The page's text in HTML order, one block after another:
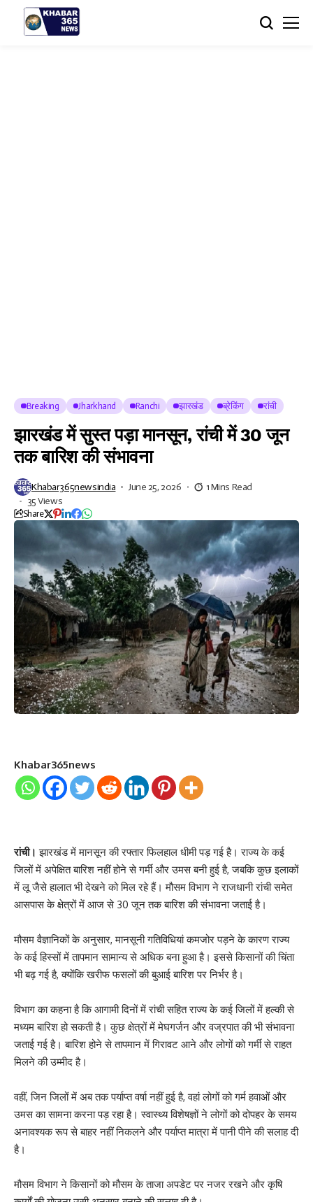
Breaking Jharkhand Ranchi झारखंड ब्रेकिंग रांची
झारखंड में सुस्त पड़ा मानसून, रांची में 30 जून
तक बारिश की संभावना
Khabar365newsindia June 25, 2026
1 Mins Read
35 Views
Share
Khabar365news
रांची। झारखंड में मानसून की रफ्तार फिलहाल धीमी पड़ गई है। राज्य के कई
जिलों में अपेक्षित बारिश नहीं होने से गर्मी और उमस बनी हुई है, जबकि कुछ इलाकों
में लू जैसे हालात भी देखने को मिल रहे हैं। मौसम विभाग ने राजधानी रांची समेत
आसपास के क्षेत्रों में आज से 30 जून तक बारिश की संभावना जताई है।
मौसम वैज्ञानिकों के अनुसार, मानसूनी गतिविधियां कमजोर पड़ने के कारण राज्य
के कई हिस्सों में तापमान सामान्य से अधिक बना हुआ है। इससे किसानों की चिंता
भी बढ़ गई है, क्योंकि खरीफ फसलों की बुआई बारिश पर निर्भर है।
विभाग का कहना है कि आगामी दिनों में रांची सहित राज्य के कई जिलों में हल्की से
मध्यम बारिश हो सकती है। कुछ क्षेत्रों में मेघगर्जन और वज्रपात की भी संभावना
जताई गई है। बारिश होने से तापमान में गिरावट आने और लोगों को गर्मी से राहत
मिलने की उम्मीद है।
वहीं, जिन जिलों में अब तक पर्याप्त वर्षा नहीं हुई है, वहां लोगों को गर्म हवाओं और
उमस का सामना करना पड़ रहा है। स्वास्थ्य विशेषज्ञों ने लोगों को दोपहर के समय
अनावश्यक रूप से बाहर नहीं निकलने और पर्याप्त मात्रा में पानी पीने की सलाह दी
है।
मौसम विभाग ने किसानों को मौसम के ताजा अपडेट पर नजर रखने और कृषि